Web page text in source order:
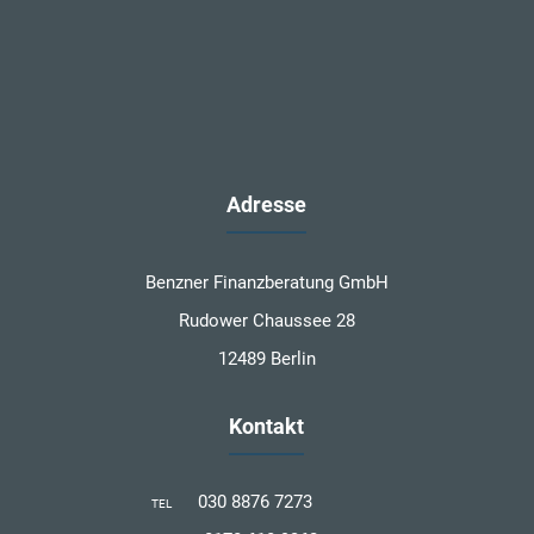
Adresse
Benzner Finanzberatung GmbH
Rudower Chaussee 28
12489 Berlin
Kontakt
TEL
030 8876 7273